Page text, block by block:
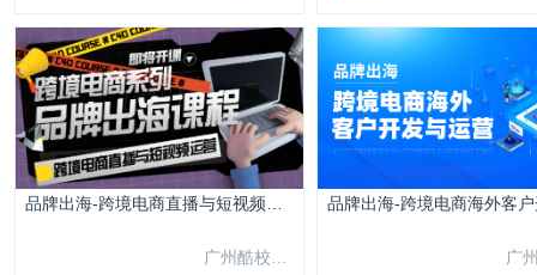
品牌出海-跨境电商直播与短视频运营
广州酷校信息科技有限公司